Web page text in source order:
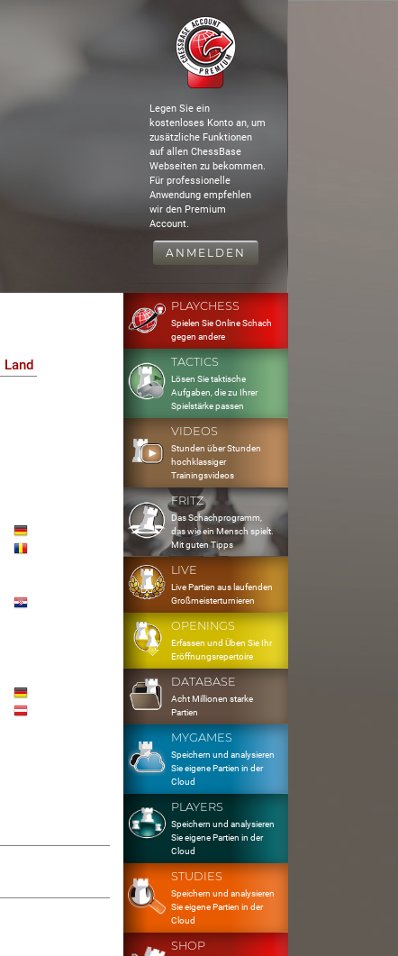
Legen Sie ein
kostenloses Konto an, um
zusätzliche Funktionen
auf allen ChessBase
Webseiten zu bekommen.
Für professionelle
Anwendung empfehlen
wir den Premium
Account.
ANMELDEN
Land
PLAYCHESS
Spielen Sie Online Schach
gegen andere
TACTICS
Lösen Sie taktische
Aufgaben, die zu Ihrer
Spielstärke passen
VIDEOS
Stunden über Stunden
hochklassiger
Trainingsvideos
FRITZ
Das Schachprogramm,
das wie ein Mensch spielt.
Mit guten Tipps
LIVE
Live Partien aus laufenden
Großmeisterturnieren
OPENINGS
Erfassen und Üben Sie Ihr
Eröffnungsrepertoire
DATABASE
Acht Millionen starke
Partien
MYGAMES
Speichern und analysieren
Sie eigene Partien in der
Cloud
PLAYERS
Speichern und analysieren
Sie eigene Partien in der
Cloud
STUDIES
Speichern und analysieren
Sie eigene Partien in der
Cloud
SHOP